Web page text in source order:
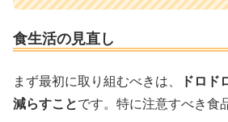
食生活の見直し
まず最初に取り組むべきは、
ドロド
減らすことです。特に注意すべき食